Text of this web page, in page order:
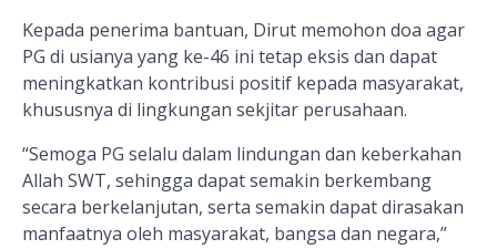
Kepada penerima bantuan, Dirut memohon doa agar
PG di usianya yang ke-46 ini tetap eksis dan dapat
meningkatkan kontribusi positif kepada masyarakat,
khususnya di lingkungan sekjitar perusahaan.
“Semoga PG selalu dalam lindungan dan keberkahan
Allah SWT, sehingga dapat semakin berkembang
secara berkelanjutan, serta semakin dapat dirasakan
manfaatnya oleh masyarakat, bangsa dan negara,”